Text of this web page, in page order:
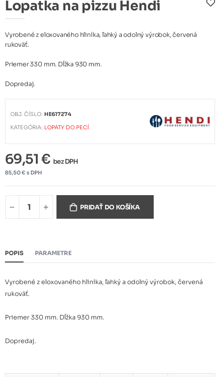
Lopatka na pizzu Hendi
Vyrobené z eloxovaného hliníka, ľahký a odolný výrobok, červená
rukoväť.
Priemer 330 mm. Dĺžka 930 mm.
Dopredaj.
OBJ. ČÍSLO: HE617274
KATEGÓRIA: LOPATY DO PECÍ
69,51 € bez DPH
85,50 € s DPH
PRIDAŤ DO KOŠÍKA
POPIS PARAMETRE
Vyrobené z eloxovaného hliníka, ľahký a odolný výrobok, červená
rukoväť.
Priemer 330 mm. Dĺžka 930 mm.
Dopredaj.